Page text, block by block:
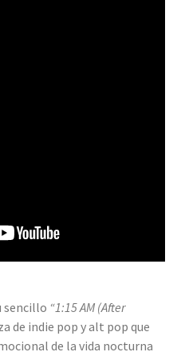
sencillo “1:15 AM (After
de indie pop y alt pop que
de la vida nocturna